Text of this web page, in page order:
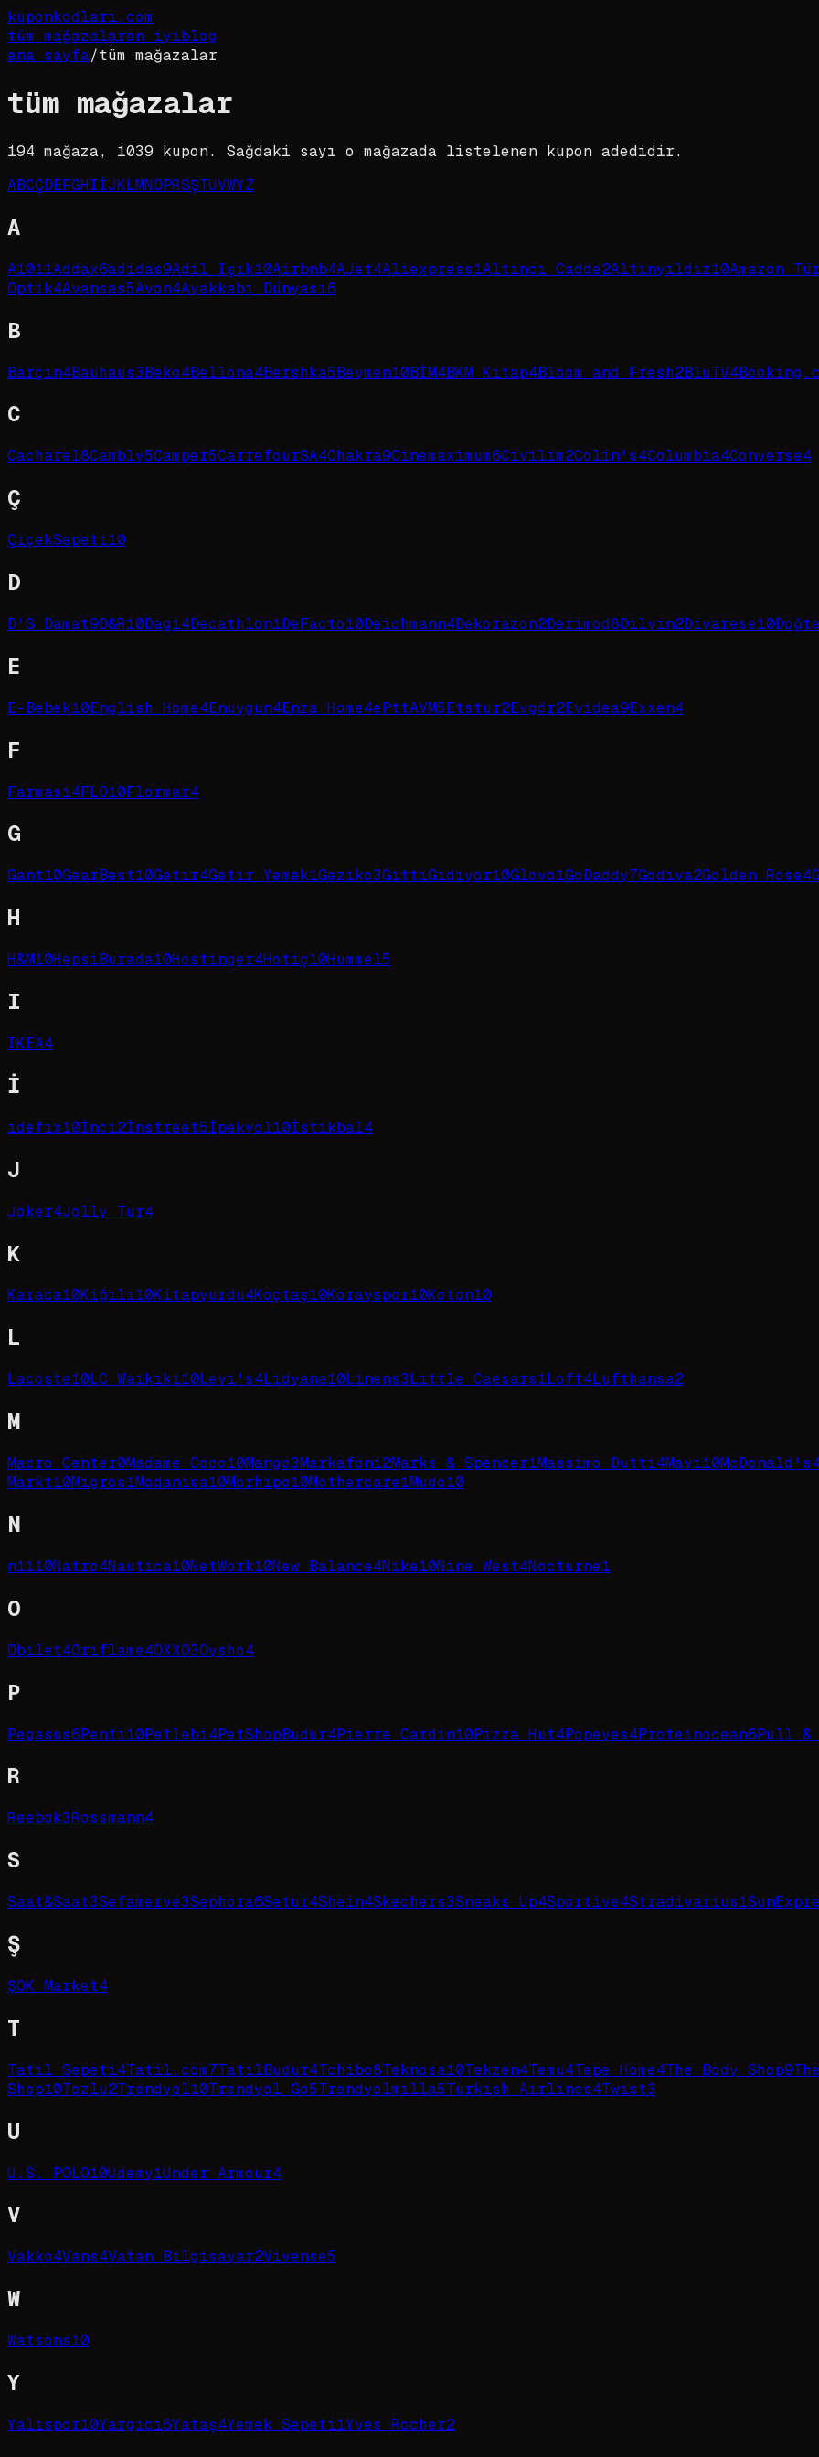
kuponkodları.com
tüm mağazalaren iyiblog
ana sayfa/tüm mağazalar
tüm mağazalar
194 mağaza, 1039 kupon. Sağdaki sayı o mağazada listelenen kupon adedidir.
ABCÇDEFGHIİJKLMNOPRSŞTUVWYZ
A
A1011Addax6adidas9Adil Işık10Airbnb4AJet4Aliexpress1Altıncı Cadde2Altınyıldız10Amazon
Optik4Avansas5Avon4Ayakkabı Dünyası6
B
Barçın4Bauhaus3Beko4Bellona4Bershka5Beymen10BİM4BKM Kitap4Bloom and Fresh2BluTV4
C
Cacharel8Cambly5Camper5CarrefourSA4Chakra9Cinemaximum6Civilim2Colin's4Columbia4Converse4
Ç
ÇiçekSepeti10
D
D'S Damat9D&R10Dagi4Decathlon1DeFacto10Deichmann4Dekorazon2Derimod8Dilvin2Divarese10
E
E-Bebek10English Home4Enuygun4Enza Home4ePttAVM5Etstur2Evgör2Evidea9Exxen4
F
Farmasi4FLO10Flormar4
G
Gant10GearBest10Getir4Getir Yemek1Geziko3GittiGidiyor10Glovo1GoDaddy7Godiva2Golden Rose4
H
H&M10HepsiBurada10Hostinger4Hotiç10Hummel5
I
IKEA4
İ
idefix10İnci2İnstreet5İpekyol10İstikbal4
J
Joker4Jolly Tur4
K
Karaca10Kiğılı10Kitapyurdu4Koçtaş10Korayspor10Koton10
L
Lacoste10LC Waikiki10Levi's4Lidyana10Linens3Little Caesars1Loft4Lufthansa2
M
Macro Center0Madame Coco10Mango3Markafoni2Marks & Spencer1Massimo Dutti4Mavi10McDonald's4
Markt10Migros1Modanisa10Morhipo10Mothercare1Mudo10
N
n1110Natro4Nautica10NetWork10New Balance4Nike10Nine West4Nocturne1
O
Obilet4Oriflame4OXXO3Oysho4
P
Pegasus6Penti10Petlebi4PetShopBudur4Pierre Cardin10Pizza Hut4Popeyes4Proteinocean6Pull &
R
Reebok3Rossmann4
S
Saat&Saat3Sefamerve3Sephora6Setur4Shein4Skechers3Sneaks Up4Sportive4Stradivarius1
Ş
ŞOK Market4
T
Tatil Sepeti4Tatil.com7TatilBudur4Tchibo8Teknosa10Tekzen4Temu4Tepe Home4The Body Shop9
Shop10Tozlu2Trendyol10Trendyol Go5Trendyolmilla5Turkish Airlines4Twist3
U
U.S. POLO10Udemy1Under Armour4
V
Vakko4Vans4Vatan Bilgisayar2Vivense5
W
Watsons10
Y
Yalıspor10Yargıcı6Yataş4Yemek Sepeti1Yves Rocher2